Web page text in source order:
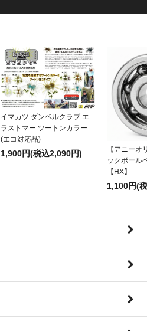
イマカツ ダンベルクラブ エ
ラストマー ツートンカラー
(エコ対応品)
1,900円(税込2,090円)
【アニーオ
ックボール
【HX】
1,100円(